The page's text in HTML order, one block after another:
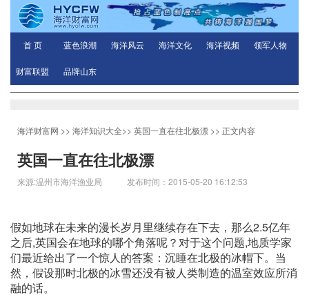
首 页 蓝色浪潮 海洋风云 海洋文化 海洋视频 领军人物
财富联盟 品牌山东
海洋财富网 >> 海洋知识大全>> 英国一直在往北极漂 >> 正文内容
英国一直在往北极漂
来源:温州市海洋渔业局 发布时间：2015-05-20 16:12:53
假如地球在未来的漫长岁月里继续存在下去，那么2.5亿年
之后,英国会在地球的哪个角落呢？对于这个问题,地质学家
们最近给出了一个惊人的答案：沉睡在北极的冰帽下。当
然，假设那时北极的冰雪还没有被人类制造的温室效应所消
融的话。